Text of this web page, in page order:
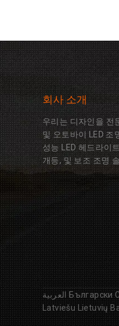
회사 소개
우리는 디자인을 전
및 오토바이 LED 조
성능 LED 헤드라이
개등, 및 보조 조명
العربية Български
Latviešu Lietuvių